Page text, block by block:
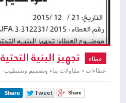
عطاء تجهيز البنية التحتية
عطاءات » مقاولات بناء وتصميم وتشطيب